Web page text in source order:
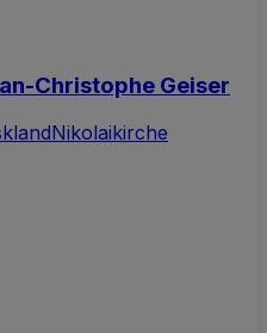
Christophe Geiser
Nikolaikirche